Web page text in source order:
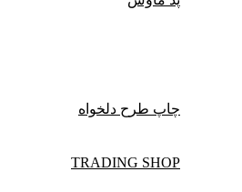
چاپ طرح دلخواه
TRADING SHOP